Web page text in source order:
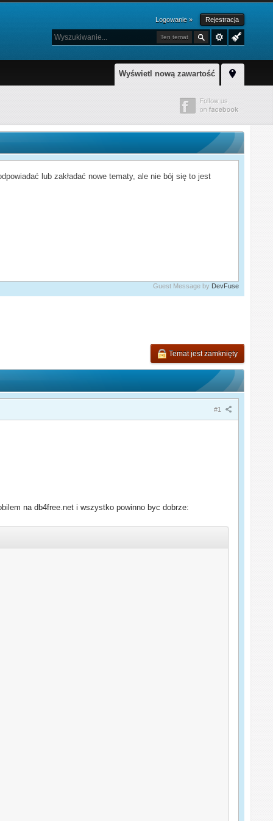
Logowanie » Rejestracja
Ten temat
Wyświetl nową zawartość
lub zakładać nowe tematy, ale nie bój się to jest
Guest Message by DevFuse
Temat jest zamknięty
#1
na db4free.net i wszystko powinno byc dobrze: